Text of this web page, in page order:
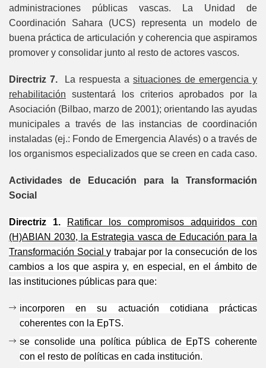
administraciones públicas vascas. La Unidad de
Coordinación Sahara (UCS) representa un modelo de
buena práctica de articulación y coherencia que aspiramos
promover y consolidar junto al resto de actores vascos.
Directriz 7. La respuesta a situaciones de emergencia y
rehabilitación sustentará los criterios aprobados por la
Asociación (Bilbao, marzo de 2001); orientando las ayudas
municipales a través de las instancias de coordinación
instaladas (ej.: Fondo de Emergencia Alavés) o a través de
los organismos especializados que se creen en cada caso.
Actividades de Educación para la Transformación
Social
Directriz 1.
Ratificar los compromisos adquiridos con
(H)ABIAN 2030, la Estrategia vasca de Educación para la
Transformación Social y trabajar por la consecución de los
cambios a los que aspira y, en especial, en el ámbito de
las instituciones públicas para que:
incorporen en su actuación cotidiana prácticas
coherentes con la EpTS.
se consolide una política pública de EpTS coherente
con el resto de políticas en cada institución.